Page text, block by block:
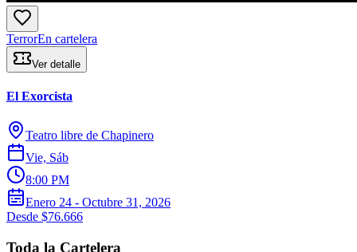
TerrorEn cartelera
Ver detalle
El Exorcista
Teatro libre de Chapinero
Vie, Sáb
8:00 PM
Enero 24 - Octubre 31, 2026
Desde $76.666
Toda la Cartelera